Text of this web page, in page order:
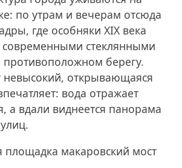
по утрам и вечерам отсюда
где особняки XIX века
современными стеклянными
противоположном берегу.
невысокий, открывающаяся
вода отражает
а вдали виднеется панорама